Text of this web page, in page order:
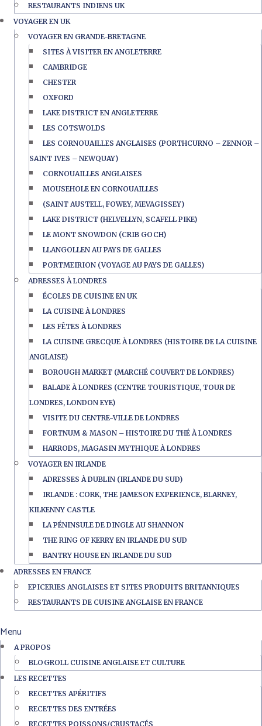
RESTAURANTS INDIENS UK
VOYAGER EN UK
VOYAGER EN GRANDE-BRETAGNE
SITES À VISITER EN ANGLETERRE
CAMBRIDGE
CHESTER
OXFORD
LAKE DISTRICT EN ANGLETERRE
LES COTSWOLDS
LES CORNOUAILLES ANGLAISES (PORTHCURNO – ZENNOR –
SAINT IVES – NEWQUAY)
CORNOUAILLES ANGLAISES
MOUSEHOLE EN CORNOUAILLES
(SAINT AUSTELL, FOWEY, MEVAGISSEY)
LAKE DISTRICT (HELVELLYN, SCAFELL PIKE)
LE MONT SNOWDON (CRIB GOCH)
LLANGOLLEN AU PAYS DE GALLES
PORTMEIRION (VOYAGE AU PAYS DE GALLES)
ADRESSES À LONDRES
ÉCOLES DE CUISINE EN UK
LA CUISINE À LONDRES
LES FÊTES À LONDRES
LA CUISINE GRECQUE À LONDRES (HISTOIRE DE LA CUISINE
ANGLAISE)
BOROUGH MARKET (MARCHÉ COUVERT DE LONDRES)
BALADE À LONDRES (CENTRE TOURISTIQUE, TOUR DE
LONDRES, LONDON EYE)
VISITE DU CENTRE-VILLE DE LONDRES
FORTNUM & MASON – HISTOIRE DU THÉ À LONDRES
HARRODS, MAGASIN MYTHIQUE À LONDRES
VOYAGER EN IRLANDE
ADRESSES À DUBLIN (IRLANDE DU SUD)
IRLANDE : CORK, THE JAMESON EXPERIENCE, BLARNEY,
KILKENNY CASTLE
LA PÉNINSULE DE DINGLE AU SHANNON
THE RING OF KERRY EN IRLANDE DU SUD
BANTRY HOUSE EN IRLANDE DU SUD
ADRESSES EN FRANCE
EPICERIES ANGLAISES ET SITES PRODUITS BRITANNIQUES
RESTAURANTS DE CUISINE ANGLAISE EN FRANCE
Menu
A PROPOS
BLOGROLL CUISINE ANGLAISE ET CULTURE
LES RECETTES
RECETTES APÉRITIFS
RECETTES DES ENTRÉES
RECETTES POISSONS/CRUSTACÉS